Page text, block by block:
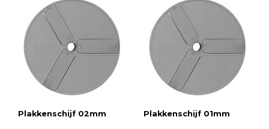
Plakkenschijf 02mm Plakkenschijf 01mm